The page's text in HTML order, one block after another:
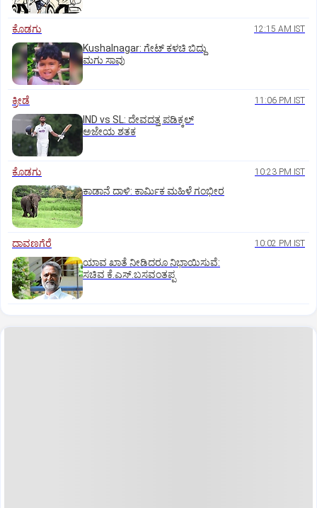
ಕೊಡಗು 12:15 AM IST
Kushalnagar: ಗೇಟ್ ಕಳಚಿ ಬಿದ್ದು
ಮಗು ಸಾವು
ಕ್ರೀಡೆ 11:06 PM IST
IND vs SL: ದೇವದತ್ತ ಪಡಿಕ್ಕಲ್‌
ಅಜೇಯ ಶತಕ
ಕೊಡಗು 10:23 PM IST
ಕಾಡಾನೆ ದಾಳಿ: ಕಾರ್ಮಿಕ ಮಹಿಳೆ ಗಂಭೀರ
ದಾವಣಗೆರೆ 10:02 PM IST
ಯಾವ ಖಾತೆ ನೀಡಿದರೂ ನಿಭಾಯಿಸುವೆ:
ಸಚಿವ ಕೆ.ಎಸ್.ಬಸವಂತಪ್ಪ